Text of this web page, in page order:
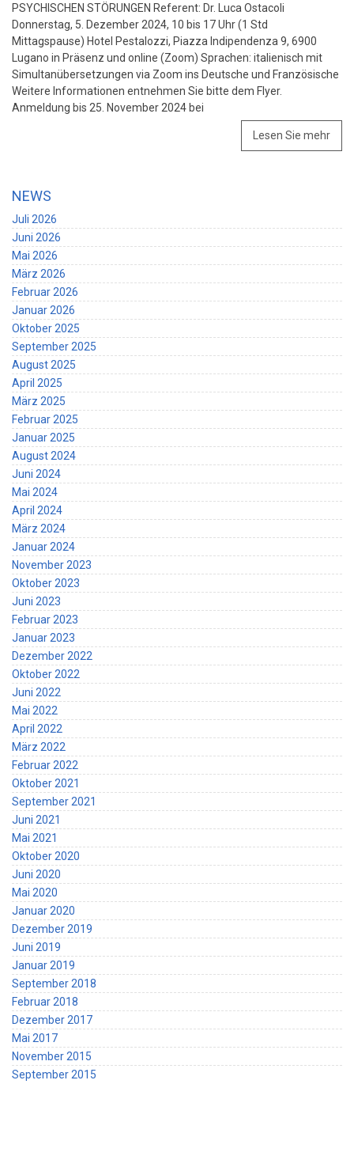
PSYCHISCHEN STÖRUNGEN Referent: Dr. Luca Ostacoli
Donnerstag, 5. Dezember 2024, 10 bis 17 Uhr (1 Std
Mittagspause) Hotel Pestalozzi, Piazza Indipendenza 9, 6900
Lugano in Präsenz und online (Zoom) Sprachen: italienisch mit
Simultanübersetzungen via Zoom ins Deutsche und Französische
Weitere Informationen entnehmen Sie bitte dem Flyer.
Anmeldung bis 25. November 2024 bei
Lesen Sie mehr
NEWS
Juli 2026
Juni 2026
Mai 2026
März 2026
Februar 2026
Januar 2026
Oktober 2025
September 2025
August 2025
April 2025
März 2025
Februar 2025
Januar 2025
August 2024
Juni 2024
Mai 2024
April 2024
März 2024
Januar 2024
November 2023
Oktober 2023
Juni 2023
Februar 2023
Januar 2023
Dezember 2022
Oktober 2022
Juni 2022
Mai 2022
April 2022
März 2022
Februar 2022
Oktober 2021
September 2021
Juni 2021
Mai 2021
Oktober 2020
Juni 2020
Mai 2020
Januar 2020
Dezember 2019
Juni 2019
Januar 2019
September 2018
Februar 2018
Dezember 2017
Mai 2017
November 2015
September 2015